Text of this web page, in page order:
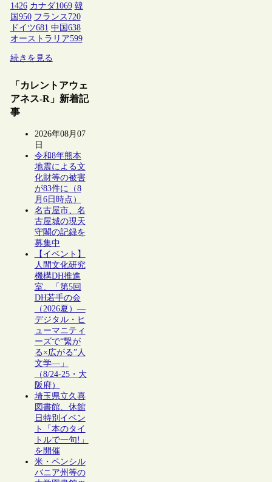
1426 カナダ1069 韓
国950 フランス 720
ドイツ681 中国638
オーストラリア599
続きを見る
「カレントアウェ
アネス-R」新着記
事
2026年08月07
日
令和8年熊本
地震による文
化財等の被害
が83件に（8
月6日時点）
名古屋市、名
古屋城の現天
守閣の記録を
募集中
【イベント】
人間文化研究
機構DH推進
室、「第5回
DH若手の会
（2026夏）―
デジタル・ヒ
ューマニティ
ーズで“繋が
る×広がる”人
文学―」
（8/24-25・大
阪府）
埼玉県立久喜
図書館、休館
日特別イベン
ト「本のタイ
トルで一句!」
を開催
米・ペンシル
バニア州等の